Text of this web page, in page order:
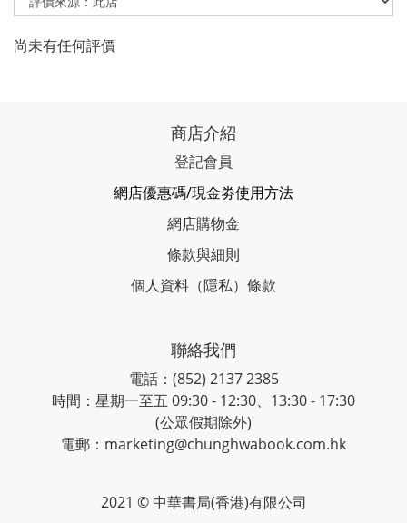
尚未有任何評價
商店介紹
登記會員
網店優惠碼/現金劵使用方法
網店購物金
條款與細則
個人資料（隱私）條款
聯絡我們
電話：(852) 2137 2385
時間：星期一至五 09:30 - 12:30、13:30 - 17:30
(公眾假期除外)
電郵：marketing@chunghwabook.com.hk
2021 © 中華書局(香港)有限公司